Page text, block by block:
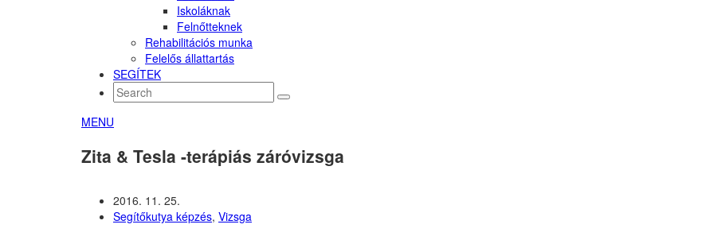
Iskoláknak
Felnőtteknek
Rehabilitációs munka
Felelős állattartás
SEGÍTEK
MENU
Zita & Tesla -terápiás záróvizsga
2016. 11. 25.
Segítőkutya képzés, Vizsga